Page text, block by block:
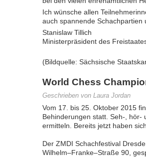
Ich wünsche allen
auch spannende Schachpartien
Stanislaw Tillich
Ministerpräsident des
(Bildquelle: Sächsische
World Chess
Geschrieben von Laura Jordan
Vom 17. bis 25. Oktober 2015
Behinderungen statt. Seh-, hör-
ermitteln. Bereits jetzt haben
Der ZMDI Schachfestival
Wilhelm–Franke–Straße 90,